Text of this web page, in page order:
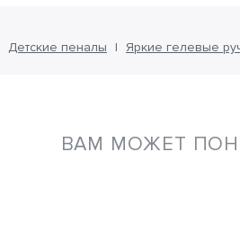
Детские пеналы Яркие гелевые
ВАМ МОЖЕТ